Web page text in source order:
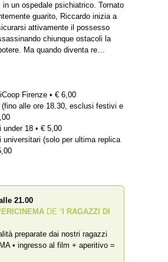
in un ospedale psichiatrico. Tornato
guarito, Riccardo inizia a
attivamente il possesso
chiunque ostacoli la
Ma quando diventa re…
Firenze • € 6,00
(fino alle ore 18.30, esclusi festivi e
under 18 • € 5,00
universitari (solo per ultima replica
21.00
DE “ I RAGAZZI DI
preparate dai nostri ragazzi
• ingresso al film + aperitivo =